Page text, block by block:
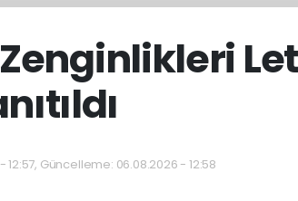
12:57, Güncelleme: 06.08.2026 - 12:58